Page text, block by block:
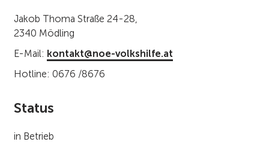
Jakob Thoma Straße 24-28,
2340 Mödling
E-Mail: kontakt@noe-volkshilfe.at
Hotline: 0676 /8676
Status
in Betrieb